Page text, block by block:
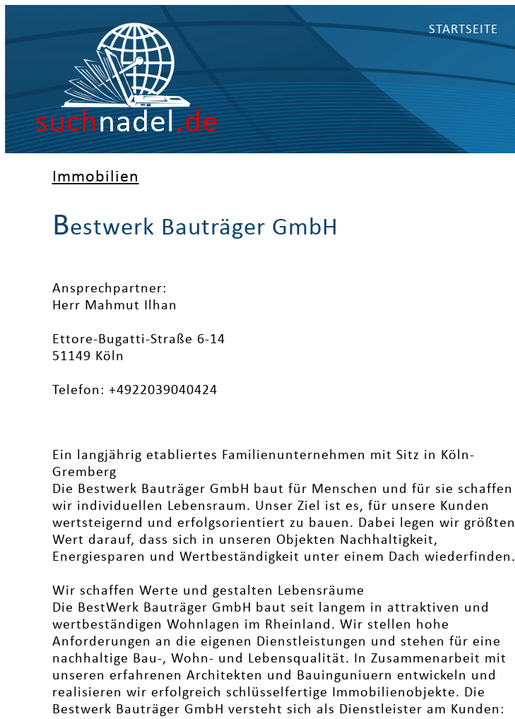
suchnadel.de
STARTSEITE
Immobilien
Bestwerk Bauträger GmbH
Ansprechpartner:
Herr Mahmut Ilhan
Ettore-Bugatti-Straße 6-14
51149 Köln
Telefon: +4922039040424
Ein langjährig etabliertes Familienunternehmen mit Sitz in Köln-
Gremberg
Die Bestwerk Bauträger GmbH baut für Menschen und für sie schaffen
wir individuellen Lebensraum. Unser Ziel ist es, für unsere Kunden
wertsteigernd und erfolgsorientiert zu bauen. Dabei legen wir größten
Wert darauf, dass sich in unseren Objekten Nachhaltigkeit,
Energiesparen und Wertbeständigkeit unter einem Dach wiederfinden.
Wir schaffen Werte und gestalten Lebensräume
Die BestWerk Bauträger GmbH baut seit langem in attraktiven und
wertbeständigen Wohnlagen im Rheinland. Wir stellen hohe
Anforderungen an die eigenen Dienstleistungen und stehen für eine
nachhaltige Bau-, Wohn- und Lebensqualität. In Zusammenarbeit mit
unseren erfahrenen Architekten und Bauinguniuern entwickeln und
realisieren wir erfolgreich schlüsselfertige Immobilienobjekte. Die
Bestwerk Bauträger GmbH versteht sich als Dienstleister am Kunden: